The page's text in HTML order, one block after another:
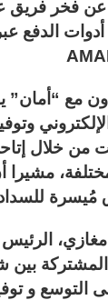
فخر فريق
الدفع
مع
من خلال
مُيسرة
الرئيس
بين
التوسع و